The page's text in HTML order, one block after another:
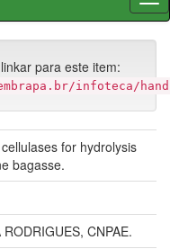
para este item:
infoteca/
for hydrolysis
bagasse.
CNPAE.